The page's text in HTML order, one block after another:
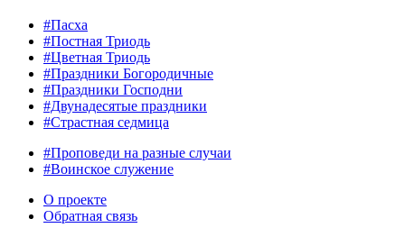
#Пасха
#Постная Триодь
#Цветная Триодь
#Праздники Богородичные
#Праздники Господни
#Двунадесятые праздники
#Страстная седмица
#Проповеди на разные случаи
#Воинское служение
О проекте
Обратная связь